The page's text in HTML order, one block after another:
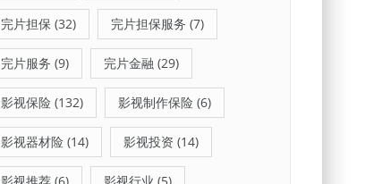
完片担保 (32) 完片担保服务 (7)
完片服务 (9) 完片金融 (29)
影视保险 (132) 影视制作保险 (6)
影视器材险 (14) 影视投资 (14)